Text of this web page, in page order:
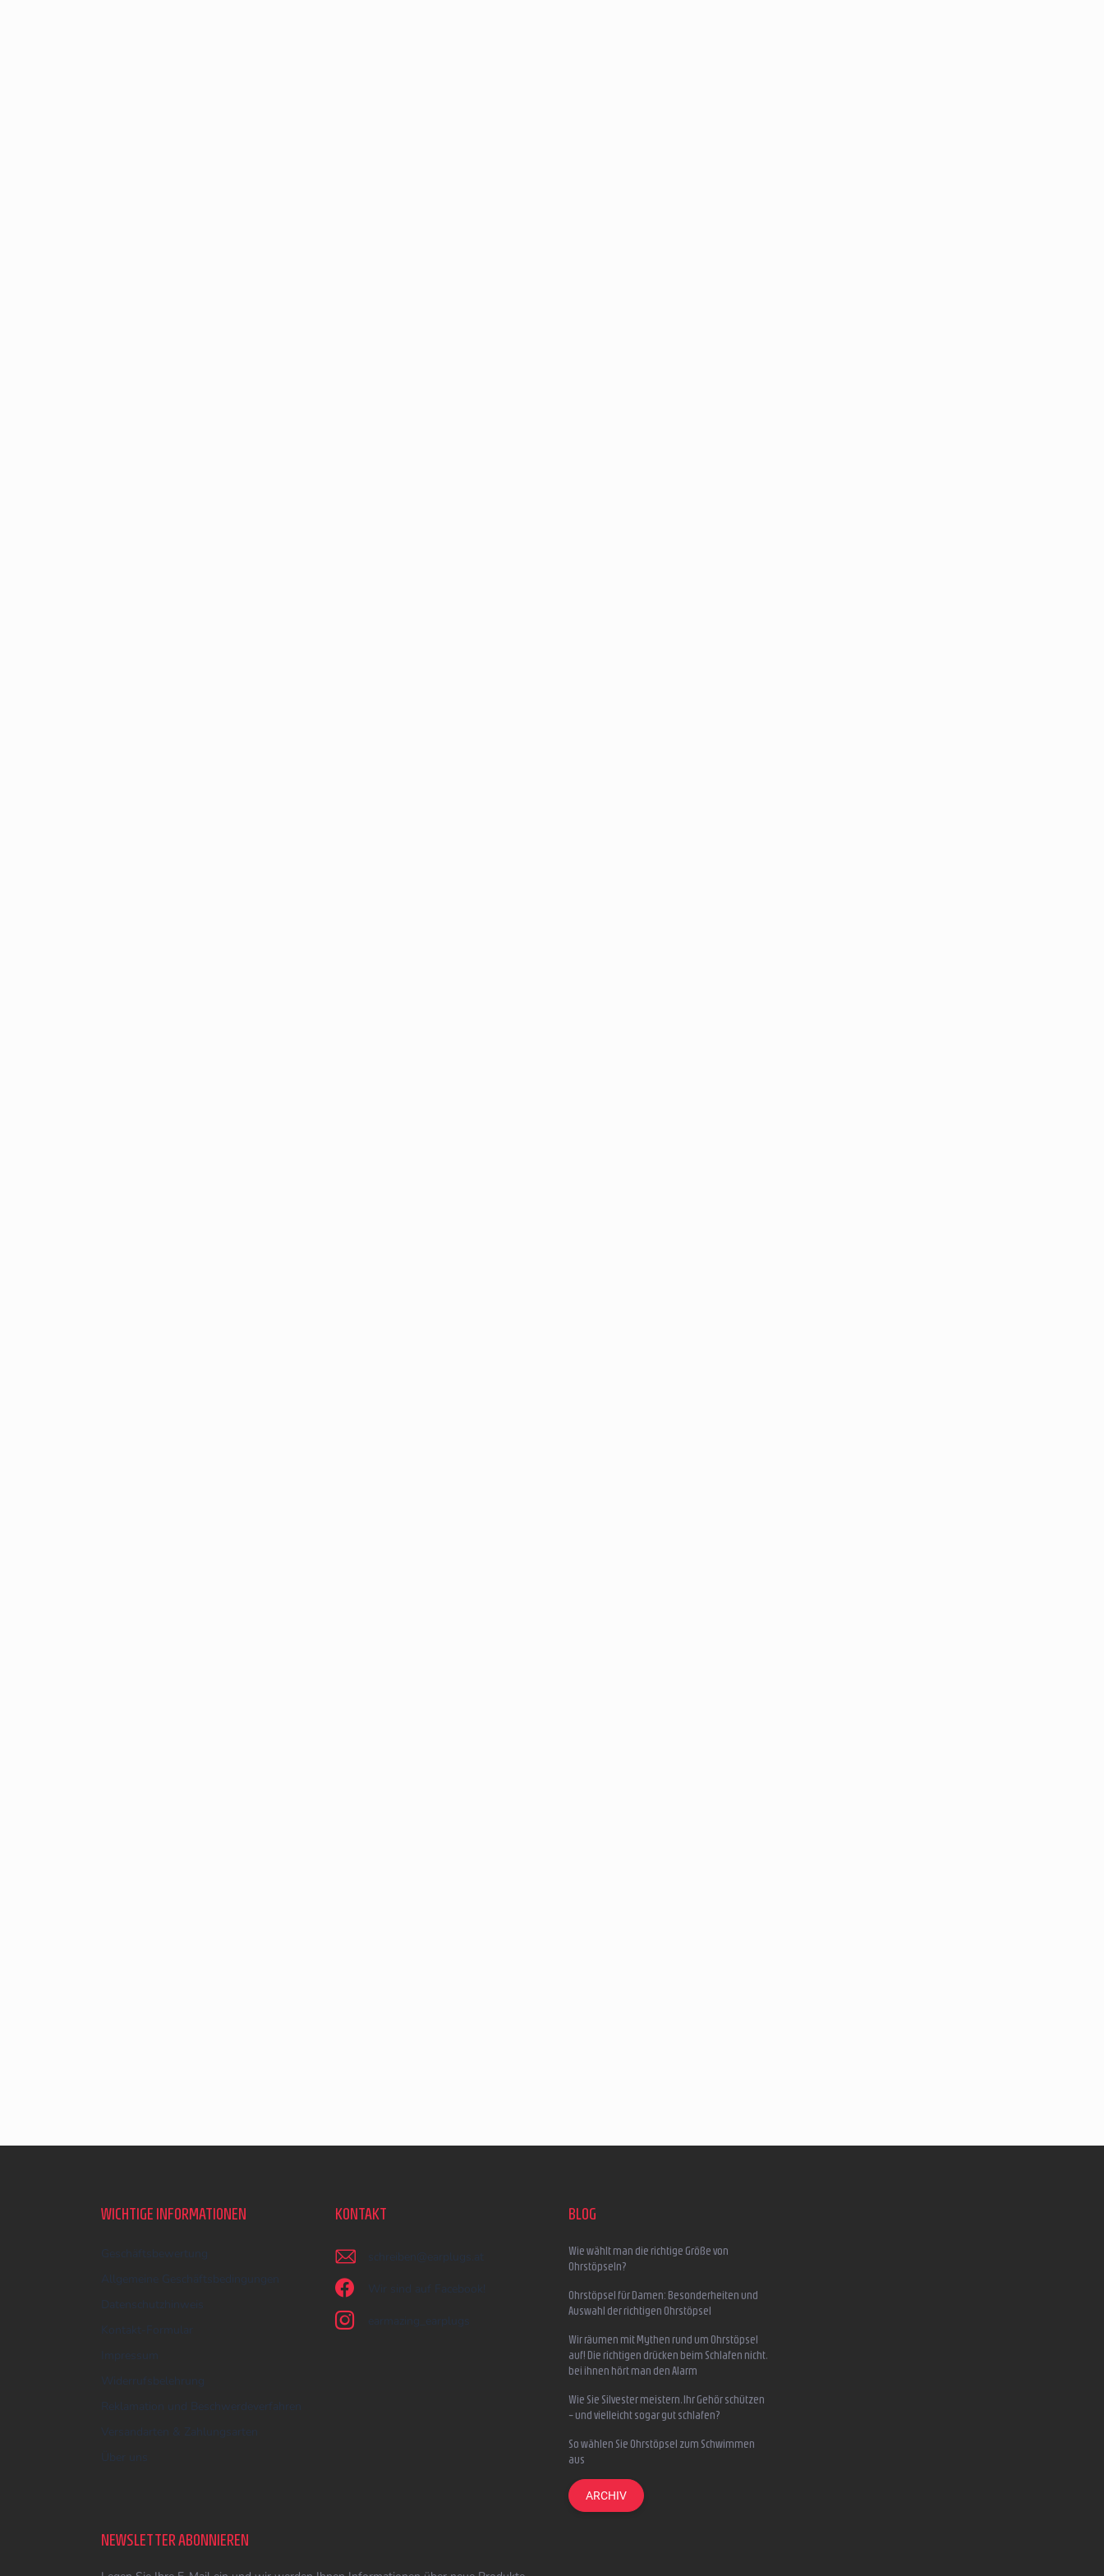
WICHTIGE INFORMATIONEN
Geschäftsbewertung
Allgemeine Geschäftsbedingungen
Datenschutzhinweis
Kontakt-Formular
Impressum
Widerrufsbelehrung
Reklamation und Beschwerdeverfahren
Versandarten & Zahlungsarten
Über uns
KONTAKT
schreiben @ earplugs.at
Wir sind auf Facebook!
earmazing_earplugs
BLOG
Wie wählt man die richtige Größe von
Ohrstöpseln?
Ohrstöpsel für Damen: Besonderheiten und
Auswahl der richtigen Ohrstöpsel
Wir räumen mit Mythen rund um Ohrstöpsel
auf! Die richtigen drücken beim Schlafen nicht,
bei ihnen hört man den Alarm
Wie Sie Silvester meistern, Ihr Gehör schützen
– und vielleicht sogar gut schlafen?
So wählen Sie Ohrstöpsel zum Schwimmen
aus
ARCHIV
NEWSLETTER ABONNIEREN